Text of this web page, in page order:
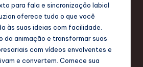
para fala e sincronização labial
oferece tudo o que você
às suas ideias com facilidade.
da animação e transformar suas
com vídeos envolventes e
e convertem. Comece sua